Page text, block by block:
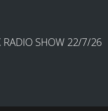
RADIO SHOW 22/7/26